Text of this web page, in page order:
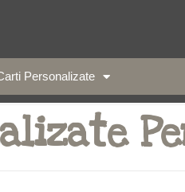
Personalizate